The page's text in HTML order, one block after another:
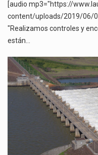
[audio mp3="https://
content/uploads/2019/06/
"Realizamos controles y
están…